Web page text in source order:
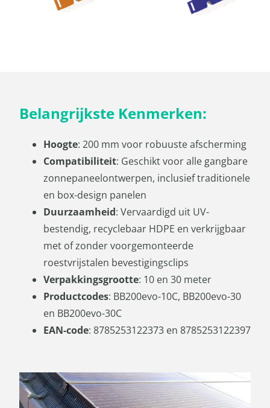
Belangrijkste Kenmerken:
Hoogte: 200 mm voor robuuste afscherming
Compatibiliteit: Geschikt voor alle gangbare
zonnepaneelontwerpen, inclusief traditionele
en box-design panelen
Duurzaamheid: Vervaardigd uit UV-
bestendig, recyclebaar HDPE en verkrijgbaar
met of zonder voorgemonteerde
roestvrijstalen bevestigingsclips
Verpakkingsgrootte: 10 en 30 meter
Productcodes: BB200evo-10C, BB200evo-30
en BB200evo-30C
EAN-code: 8785253122373 en 8785253122397